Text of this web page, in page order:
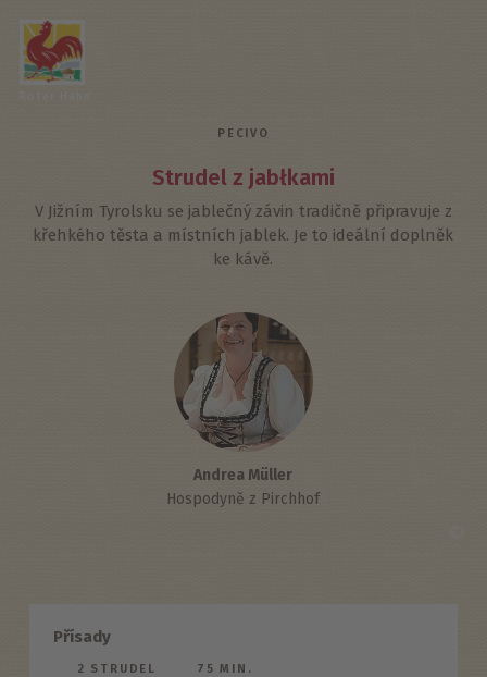
PECIVO
Strudel z jabłkami
V Jižním Tyrolsku se jablečný závin tradičně připravuje z
křehkého těsta a místních jablek. Je to ideální doplněk
ke kávě.
Andrea Müller
Hospodyně z Pirchhof
Přísady
2 STRUDEL 75 MIN.